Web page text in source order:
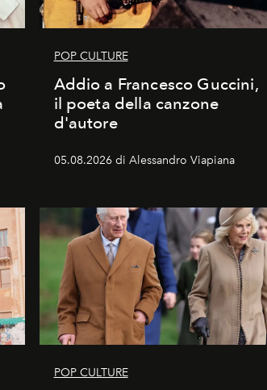
POP CULTURE
Addio a Francesco Guccini,
il poeta della canzone
d'autore
05.08.2026 di Alessandro Viapiana
POP CULTURE